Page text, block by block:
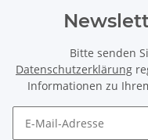
Bitte senden
Datenschutzerklärung
Informationen zu